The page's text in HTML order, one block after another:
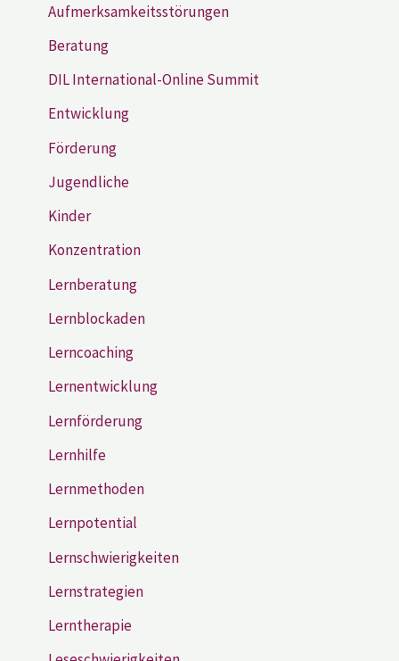
Aufmerksamkeitsstörungen
Beratung
DIL International-Online Summit
Entwicklung
Förderung
Jugendliche
Kinder
Konzentration
Lernberatung
Lernblockaden
Lerncoaching
Lernentwicklung
Lernförderung
Lernhilfe
Lernmethoden
Lernpotential
Lernschwierigkeiten
Lernstrategien
Lerntherapie